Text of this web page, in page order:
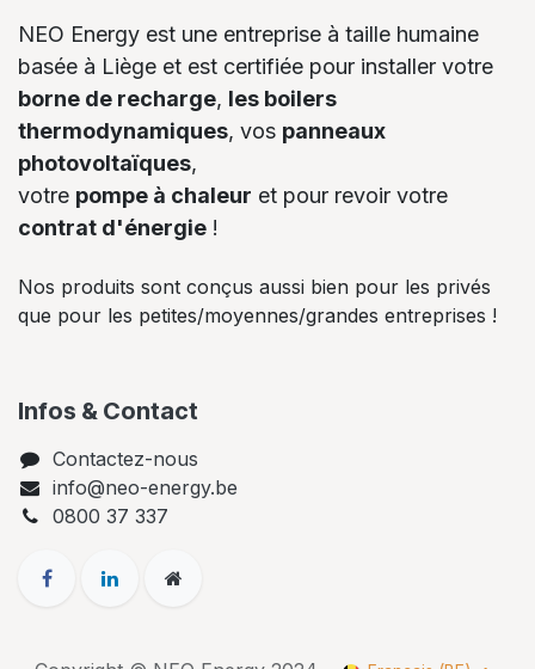
NEO Energy est une entreprise à taille humaine
basée à Liège et est certifiée pour installer votre
borne de recharge, les boilers
thermodynamiques, vos panneaux
photovoltaïques,
votre pompe à chaleur et pour revoir votre
contrat d'énergie !
Nos produits sont conçus aussi bien pour les privés
que pour les petites/moyennes/grandes entreprises !
Infos & Contact
Contactez-nous
info@neo-energy.be
0800 37 337